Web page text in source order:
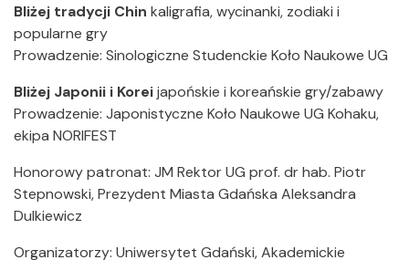
Bliżej tradycji Chin kaligrafia, wycinanki, zodiaki i
popularne gry
Prowadzenie: Sinologiczne Studenckie Koło Naukowe UG
Bliżej Japonii i Koreijapońskie i koreańskie gry/zabawy
Prowadzenie: Japonistyczne Koło Naukowe UG Kohaku,
ekipa NORIFEST
Honorowy patronat: JM Rektor UG prof. dr hab. Piotr
Stepnowski, Prezydent Miasta Gdańska Aleksandra
Dulkiewicz
Organizatorzy: Uniwersytet Gdański, Akademickie